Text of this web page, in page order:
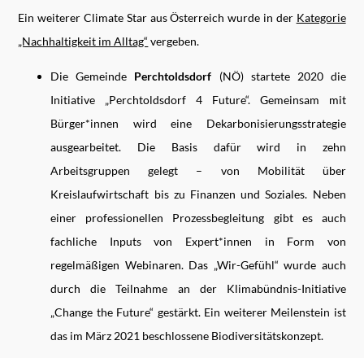
Ein weiterer Climate Star aus Österreich wurde in der Kategorie
„Nachhaltigkeit im Alltag“ vergeben.
Die Gemeinde Perchtoldsdorf (NÖ) startete 2020 die
Initiative „Perchtoldsdorf 4 Future“. Gemeinsam mit
Bürger*innen wird eine Dekarbonisierungsstrategie
ausgearbeitet. Die Basis dafür wird in zehn
Arbeitsgruppen gelegt – von Mobilität über
Kreislaufwirtschaft bis zu Finanzen und Soziales. Neben
einer professionellen Prozessbegleitung gibt es auch
fachliche Inputs von Expert*innen in Form von
regelmäßigen Webinaren. Das „Wir-Gefühl“ wurde auch
durch die Teilnahme an der Klimabündnis-Initiative
„Change the Future“ gestärkt. Ein weiterer Meilenstein ist
das im März 2021 beschlossene Biodiversitätskonzept.